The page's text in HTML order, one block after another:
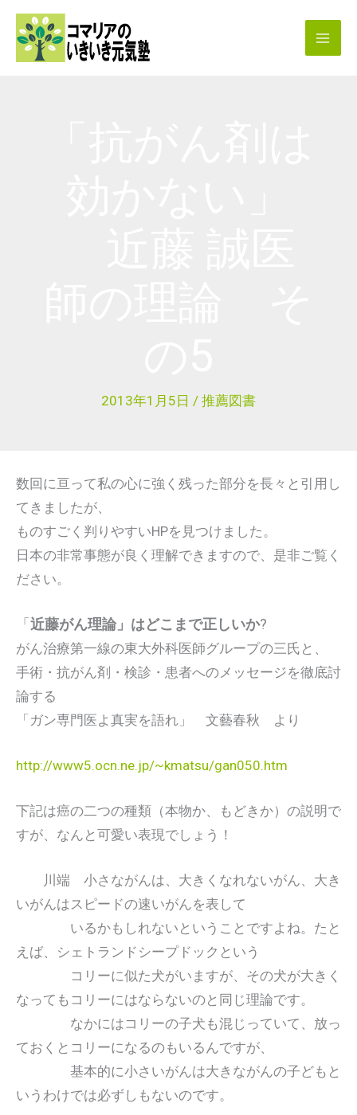
2013年1月5日 / 推薦図書
数回に亘って私の心に強く残った部分を長々と引用し
てきましたが、
ものすごく判りやすいHPを見つけました。
日本の非常事態が良く理解できますので、是非ご覧く
ださい。
「近藤がん理論」はどこまで正しいか?
がん治療第一線の東大外科医師グループの三氏と、
手術・抗がん剤・検診・患者へのメッセージを徹底討
論する
「ガン専門医よ真実を語れ」 文藝春秋 より
http://www5.ocn.ne.jp/~kmatsu/gan050.htm
下記は癌の二つの種類（本物か、もどきか）の説明で
すが、なんと可愛い表現でしょう！
川端 小さながんは、大きくなれないがん、大き
いがんはスピードの速いがんを表して
いるかもしれないということですよね。たと
えば、シェトランドシープドックという
コリーに似た犬がいますが、その犬が大きく
なってもコリーにはならないのと同じ理論です。
なかにはコリーの子犬も混じっていて、放っ
ておくとコリーになるのもいるんですが、
基本的に小さいがんは大きながんの子どもと
いうわけでは必ずしもないのです。